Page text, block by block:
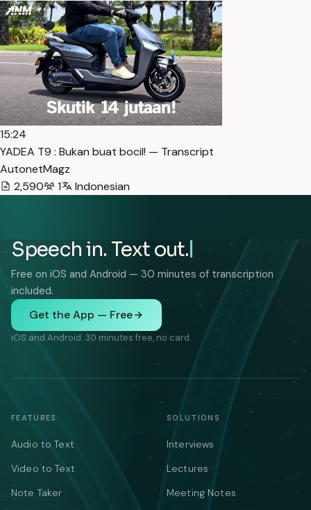
15:24
YADEA T9 : Bukan buat bocil! — Transcript
AutonetMagz
2,590
1 Indonesian
Speech in. Text out.
Free on iOS and Android — 30 minutes of transcription
included.
Get the App — Free
iOS and Android. 30 minutes free, no card.
FEATURES
Audio to Text
Video to Text
Note Taker
SOLUTIONS
Interviews
Lectures
Meeting Notes